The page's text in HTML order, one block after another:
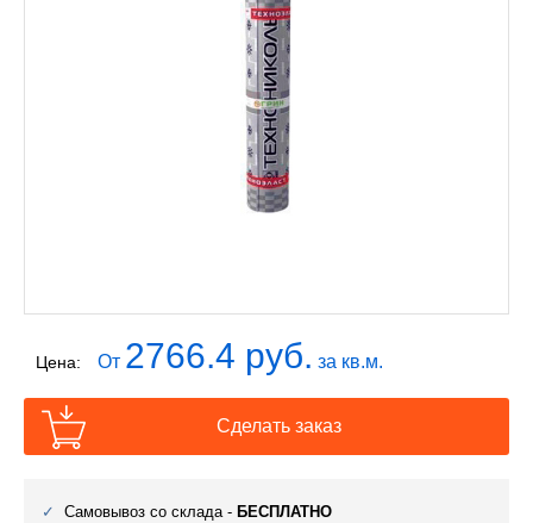
Цена: От 2766.4 руб. за кв.м.
Сделать заказ
Самовывоз со склада - БЕСПЛАТНО